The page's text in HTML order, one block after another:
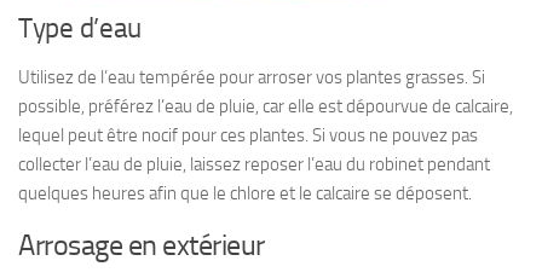
Type d’eau
Utilisez de l’eau tempérée pour arroser vos plantes grasses. Si
possible, préférez l’eau de pluie, car elle est dépourvue de calcaire,
lequel peut être nocif pour ces plantes. Si vous ne pouvez pas
collecter l’eau de pluie, laissez reposer l’eau du robinet pendant
quelques heures afin que le chlore et le calcaire se déposent.
Arrosage en extérieur